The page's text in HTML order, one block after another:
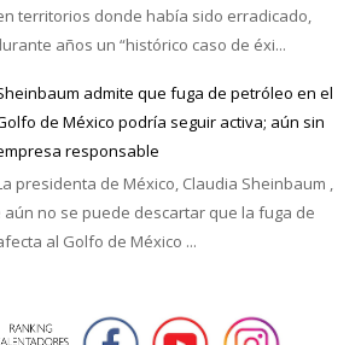
territorios donde había sido erradicado,
años un “histórico caso de éxi...
admite que fuga de petróleo en el
de México podría seguir activa; aún sin
responsable
presidenta de México, Claudia Sheinbaum ,
aún no se puede descartar que la fuga de
al Golfo de México ...